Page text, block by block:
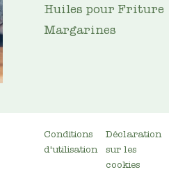
Huiles pour Friture
Margarines
BOTTOM
Conditions
d'utilisation
Déclaration
sur les
cookies